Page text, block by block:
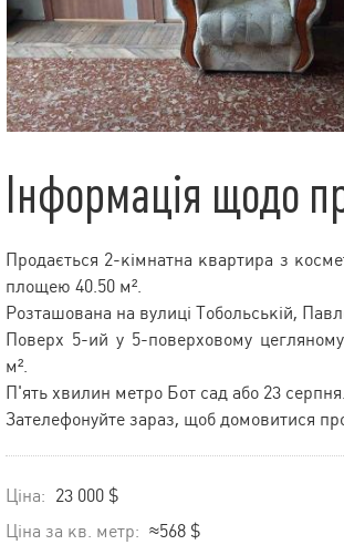
Інформація щодо
Продається 2-кімнатна квартира з
площею 40.50 м².
Розташована на вулиці Тобольській,
Поверх 5-ий у 5-поверховому
м².
П'ять хвилин метро Бот сад або 23
Зателефонуйте зараз, щоб домовитися
Ціна: 23 000 $
Ціна за кв. метр: ≈568 $